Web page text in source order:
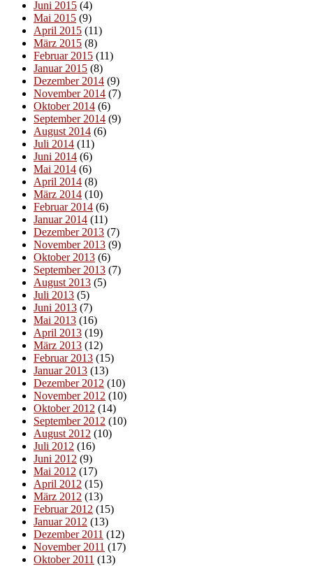
Juni 2015 (4)
Mai 2015 (9)
April 2015 (11)
März 2015 (8)
Februar 2015 (11)
Januar 2015 (8)
Dezember 2014 (9)
November 2014 (7)
Oktober 2014 (6)
September 2014 (9)
August 2014 (6)
Juli 2014 (11)
Juni 2014 (6)
Mai 2014 (6)
April 2014 (8)
März 2014 (10)
Februar 2014 (6)
Januar 2014 (11)
Dezember 2013 (7)
November 2013 (9)
Oktober 2013 (6)
September 2013 (7)
August 2013 (5)
Juli 2013 (5)
Juni 2013 (7)
Mai 2013 (16)
April 2013 (19)
März 2013 (12)
Februar 2013 (15)
Januar 2013 (13)
Dezember 2012 (10)
November 2012 (10)
Oktober 2012 (14)
September 2012 (10)
August 2012 (10)
Juli 2012 (16)
Juni 2012 (9)
Mai 2012 (17)
April 2012 (15)
März 2012 (13)
Februar 2012 (15)
Januar 2012 (13)
Dezember 2011 (12)
November 2011 (17)
Oktober 2011 (13)